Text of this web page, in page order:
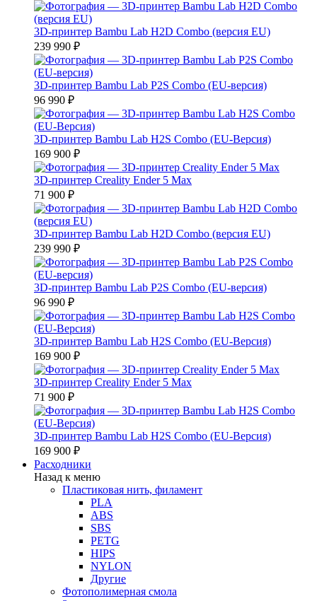
3D-принтер Bambu Lab H2D Combo (версия EU)
239 990 ₽
3D-принтер Bambu Lab P2S Combo (EU-версия)
96 990 ₽
3D-принтер Bambu Lab H2S Combo (EU-Версия)
169 900 ₽
3D-принтер Creality Ender 5 Max
71 900 ₽
3D-принтер Bambu Lab H2D Combo (версия EU)
239 990 ₽
3D-принтер Bambu Lab P2S Combo (EU-версия)
96 990 ₽
3D-принтер Bambu Lab H2S Combo (EU-Версия)
169 900 ₽
3D-принтер Creality Ender 5 Max
71 900 ₽
3D-принтер Bambu Lab H2S Combo (EU-Версия)
169 900 ₽
Расходники
Назад к меню
Пластиковая нить, филамент
PLA
ABS
SBS
PETG
HIPS
NYLON
Другие
Фотополимерная смола